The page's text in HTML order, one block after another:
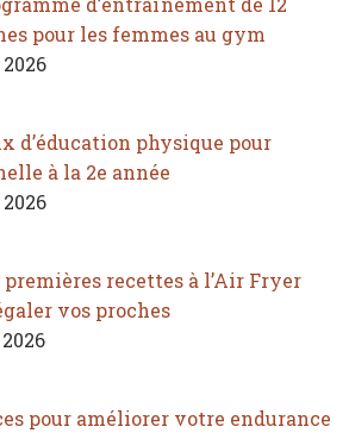
pour les femmes au gym
d’éducation physique pour
à la 2e année
premières recettes à l’Air Fryer
vos proches
pour améliorer votre endurance